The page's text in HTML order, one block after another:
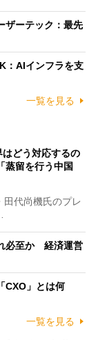
ザーテック：最先
：AIインフラを支
一覧を見る
どう対応するの
留を行う中国
代尚機氏のプレ
必至か 経済運営
CXO」とは何
一覧を見る